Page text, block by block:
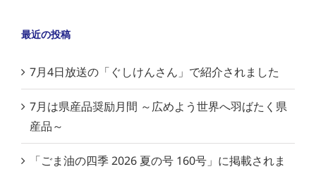
最近の投稿
7月4日放送の「ぐしけんさん」で紹介されました
7月は県産品奨励月間 ～広めよう世界へ羽ばたく県
産品～
「ごま油の四季 2026 夏の号 160号」に掲載されま